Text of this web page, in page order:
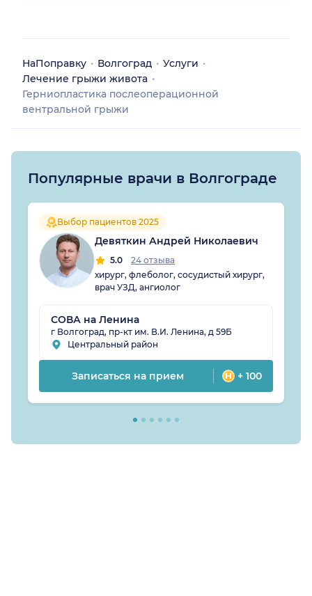
НаПоправку Волгоград
Услуги
Лечение грыжи живота
Герниопластика послеоперационной
вентральной грыжи
Популярные врачи в Волгограде
Выбор пациентов 2025
Девяткин Андрей Николаевич
5.0
24 отзыва
хирург, флеболог, сосудистый хирург,
врач УЗД, ангиолог
СОВА на Ленина
г Волгоград, пр-кт им. В.И. Ленина, д 59Б
Центральный район
Записаться на прием + 100